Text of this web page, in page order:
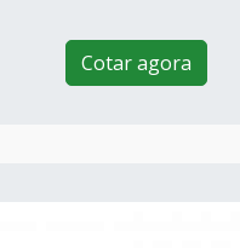
Cotar agora